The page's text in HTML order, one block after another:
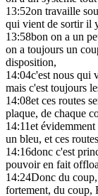
13:52on travaille
qui vient de sortir il
13:58bon on a un
on a toujours un
disposition,
14:04c'est nous qui
mais c'est toujours
14:08et ces routes
plaque, de chaque
14:11et
un bleu, et ces
14:16donc c'est
pouvoir en fait
14:24Donc du
fortement, du coup,